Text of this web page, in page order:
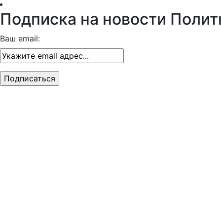
Подписка на новости
Ваш email: